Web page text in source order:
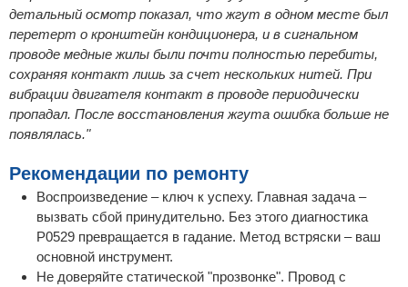
детальный осмотр показал, что жгут в одном месте был
перетерт о кронштейн кондиционера, и в сигнальном
проводе медные жилы были почти полностью перебиты,
сохраняя контакт лишь за счет нескольких нитей. При
вибрации двигателя контакт в проводе периодически
пропадал. После восстановления жгута ошибка больше не
появлялась."
Рекомендации по ремонту
Воспроизведение – ключ к успеху. Главная задача –
вызвать сбой принудительно. Без этого диагностика
P0529 превращается в гадание. Метод встряски – ваш
основной инструмент.
Не доверяйте статической "прозвонке". Провод с